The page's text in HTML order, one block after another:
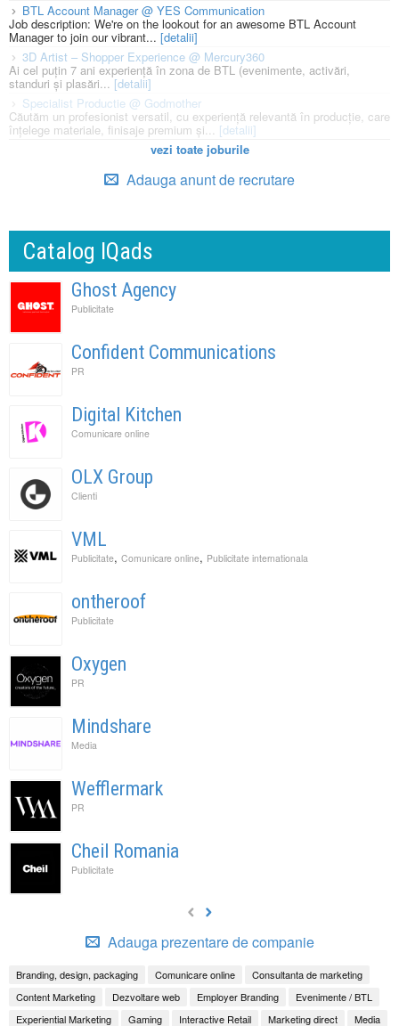
BTL Account Manager @ YES Communication
Job description: We're on the lookout for an awesome BTL Account
Manager to join our vibrant... [detalii]
3D Artist – Shopper Experience @ Mercury360
Ai cel puțin 7 ani experiență în zona de BTL (evenimente, activări,
standuri și plasări...[detalii]
Specialist Productie @ Godmother
Căutăm un profesionist versatil, cu experiență relevantă în producție, care
înțelege materiale, finisaje premium și... [detalii]
vezi toate joburile
Adauga anunt de recrutare
Catalog IQads
Ghost Agency
Publicitate
Confident Communications
PR
Digital Kitchen
Comunicare online
OLX Group
Clienti
VML
Publicitate, Comunicare online, Publicitate internationala
ontheroof
Publicitate
Oxygen
PR
Mindshare
Media
Wefflermark
PR
Cheil Romania
Publicitate
Adauga prezentare de companie
Branding, design, packaging Comunicare online
Consultanta de marketing
Content Marketing
Dezvoltare web Employer Branding
Evenimente / BTL
Experiential Marketing
Gaming Interactive Retail Marketing direct Media